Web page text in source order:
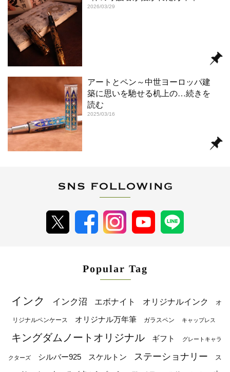
2026/03/29
アートとペン～中世ヨーロッパ建
築に思いを馳せる机上の…続きを
読む
2025/03/16
Popular Tag
インク インク沼 エボナイト オリジナルインク オ
リジナルペンケース オリジナル万年筆 ガラスペン キャップレス
キングダムノートオリジナル ギフト グレートキャラ
クターズ シルバー925 スケルトン ステーショナリー ス